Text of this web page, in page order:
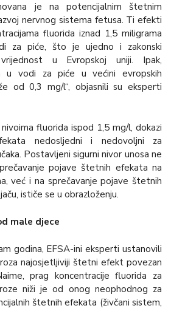
je na potencijalnim štetnim
nervnog sistema fetusa. Ti efekti
fluorida iznad 1,5 miligrama
za piće, što je ujedno i zakonski
u Evropskoj uniji. Ipak,
u vodi za piće u većini evropskih
od 0,3 mg/l“, objasnili su eksperti
fluorida ispod 1,5 mg/l, dokazi
nedosljedni i nedovoljni za
Postavljeni sigurni nivor unosa ne
pojave štetnih efekata na
već i na sprečavanje pojave štetnih
ističe se u obrazloženju.
male djece
godina, EFSA-ini eksperti ustanovili
najosjetljiviji štetni efekt povezan
prag koncentracije fluorida za
niži je od onog neophodnog za
štetnih efekata (živčani sistem,